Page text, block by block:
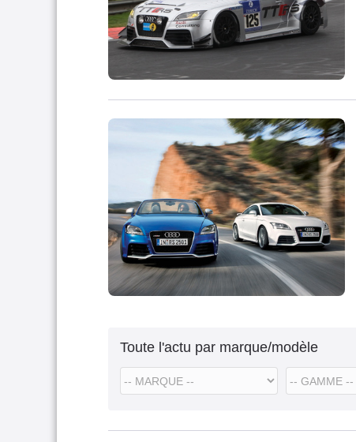
Toute l'actu par marque/modèle